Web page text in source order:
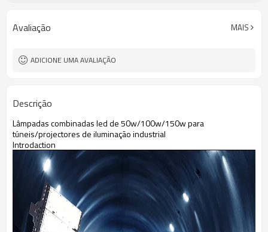
Avaliação MAIS
ADICIONE UMA AVALIAÇÃO
Descrição
Lâmpadas combinadas led de 50w/100w/150w para
túneis/projectores de iluminação industrial
Introdaction